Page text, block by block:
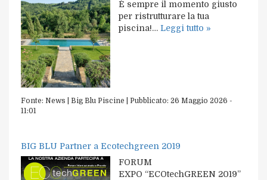
È sempre il momento giusto
per ristrutturare la tua
piscina!… Leggi tutto »
Fonte: News | Big Blu Piscine Pubblicato: 26 Maggio 2026 -
11:01
BIG BLU Partner a Ecotechgreen 2019
FORUM
EXPO “ECOtechGREEN 2019”